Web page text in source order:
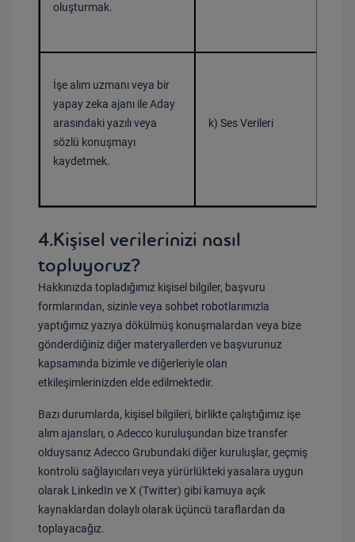
oluşturmak.
İşe alım uzmanı veya bir
yapay zeka ajanı ile Aday
arasındaki yazılı veya
sözlü konuşmayı
kaydetmek.
k) Ses Verileri
4.Kişisel verilerinizi nasıl
topluyoruz?
Hakkınızda topladığımız kişisel bilgiler, başvuru
formlarından, sizinle veya sohbet robotlarımızla
yaptığımız yazıya dökülmüş konuşmalardan veya bize
gönderdiğiniz diğer materyallerden ve başvurunuz
kapsamında bizimle ve diğerleriyle olan
etkileşimlerinizden elde edilmektedir.
Bazı durumlarda, kişisel bilgileri, birlikte çalıştığımız işe
alım ajansları, o Adecco kuruluşundan bize transfer
olduysanız Adecco Grubundaki diğer kuruluşlar, geçmiş
kontrolü sağlayıcıları veya yürürlükteki yasalara uygun
olarak LinkedIn ve X (Twitter) gibi kamuya açık
kaynaklardan dolaylı olarak üçüncü taraflardan da
toplayacağız.